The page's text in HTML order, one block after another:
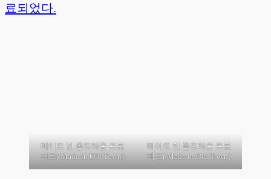
료되었다.
메이드 인 올드타운 프로
젝트( Made in Old Town)
메이드 인 올드타운 프로
젝트( Made in Old Town)